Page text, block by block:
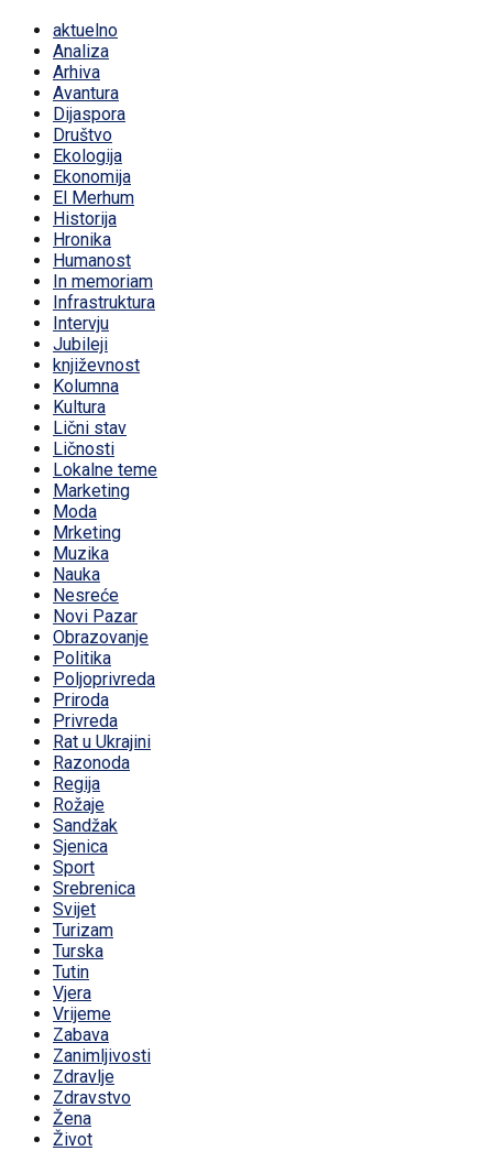
aktuelno
Analiza
Arhiva
Avantura
Dijaspora
Društvo
Ekologija
Ekonomija
El Merhum
Historija
Hronika
Humanost
In memoriam
Infrastruktura
Intervju
Jubileji
književnost
Kolumna
Kultura
Lični stav
Ličnosti
Lokalne teme
Marketing
Moda
Mrketing
Muzika
Nauka
Nesreće
Novi Pazar
Obrazovanje
Politika
Poljoprivreda
Priroda
Privreda
Rat u Ukrajini
Razonoda
Regija
Rožaje
Sandžak
Sjenica
Sport
Srebrenica
Svijet
Turizam
Turska
Tutin
Vjera
Vrijeme
Zabava
Zanimljivosti
Zdravlje
Zdravstvo
Žena
Život